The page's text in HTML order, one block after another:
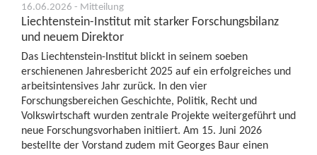
16.06.2026 - Mitteilung
Liechtenstein-Institut mit starker Forschungsbilanz
und neuem Direktor
Das Liechtenstein-Institut blickt in seinem soeben
erschienenen Jahresbericht 2025 auf ein erfolgreiches und
arbeitsintensives Jahr zurück. In den vier
Forschungsbereichen Geschichte, Politik, Recht und
Volkswirtschaft wurden zentrale Projekte weitergeführt und
neue Forschungsvorhaben initiiert. Am 15. Juni 2026
bestellte der Vorstand zudem mit Georges Baur einen